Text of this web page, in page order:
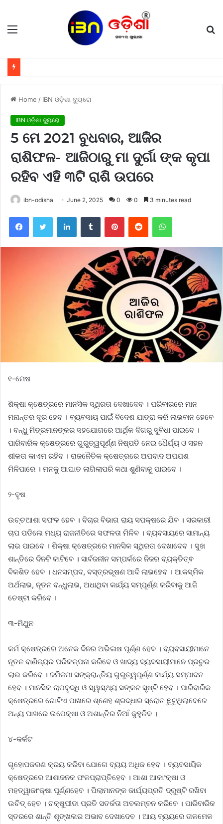
Menu
Home / IBN ଓଡ଼ିଶା ବ୍ୟୁରୋ
IBN ଓଡ଼ିଶା ବ୍ୟୁରୋ
5 ମେ 2021 ବୁଧବାର, ଆଜିର
ରାଶିଫଳ- ଆଜିଠାରୁ ମା ଦୁର୍ଗା ଙ୍କ କୃପା
ରହିବ ଏହି ୩ଟି ରାଶି ଉପରେ
ibn-odisha June 2, 2025 0 0 3 minutes read
FacebookTwitter LinkedInTumblr PinterestReddit WhatsApp
୧-ମେଷ
ଶିକ୍ଷା କ୍ଷେତ୍ରରେ ମାନସିକ ସ୍ଥିରତା ଦେଖାଦେବ । ପରିବାରରେ ମାନ
ମନାନ୍ତର ଦୂର ହେବ । ବ୍ୟବସାୟ ପାଇଁ ବିଦେଶ ଯାତ୍ରା କରି ଲାଭବାନ ହେବେ
। ବନ୍ଧୁ ମିତ୍ରମାନଙ୍କର ସହଯୋଗରେ ଆର୍ଥିକ ଦିଗରୁ ସୁବିଧା ପାଇବେ ।
ପାରିବାରିକ କ୍ଷେତ୍ରରେ ଗୁରୁତ୍ୱପୂର୍ଣ୍ଣ ନିଷ୍ପତି ନେଇ ଧୈର୍ଯ୍ୟ ଓ ସହନ
ଶୀଳତା କାଏମ ରହିବ । ରାଜନୈତିକ କ୍ଷେତ୍ରରେ ଅପବାଦ ଅପଯଶ
ମିଳିପାରେ । ମନକୁ ଆଘାତ ଲାଗିଲାପରି କଥା ଶୁଣିବାକୁ ପାଇବେ ।
୨-ବୃଷ
ଉଚ୍ଚଆଶା ସଫଳ ହେବ । ବିଚାର ବିଭାଗ ରାୟ ସପକ୍ଷରେ ଯିବ । ସରକାରୀ
ଚାପ ପଡିଲେ ମଧ୍ୟ ରାଜନୀତିରେ ସଫଳତା ମିଳିବ । ବ୍ୟବସାୟରେ ସାମାନ୍ୟ
ଲାଭ ପାଇବେ । ଶିକ୍ଷା କ୍ଷେତ୍ରରେ ମାନସିକ ସ୍ଥିରତା ଦେଖାଦେବ । ସୁଖ
ଶାନ୍ତିରେ ଦିନଟି କାଟିବେ । ସାର୍ବଜନୀନ ସମ୍ପର୍କରେ ନିଜର ବ୍ୟକ୍ତିତ୍ଵ
ବିକଶିତ ହେବ । ଧନସମ୍ପଦ, ବସ୍ତ୍ରଭୂଷଣ ଆଦି ଲାଭହେବ । ଆକସ୍ମିକ
ଅର୍ଥଲାଭ, ନୂତନ ବନ୍ଧୁଲାଭ, ଅଧାଥିବା କାର୍ଯ୍ୟ ସମ୍ପୂର୍ଣ୍ଣ କରିବାକୁ ଆଜି
ଚେଷ୍ଟା କରିବେ ।
୩-ମିଥୁନ
କର୍ମ କ୍ଷେତ୍ରରେ ଅନେକ ଦିନର ଅଭିଳାଷ ପୂର୍ଣ୍ଣ ହେବ । ବ୍ୟବସାୟୀମାନେ
ନୂତନ ବାଣିଜ୍ୟର ପରିକଳ୍ପନା କରିବେ ଓ ଖାଦ୍ୟ ବ୍ୟବସାୟୀମାନେ ପ୍ରଚୁର
ଲାଭ କରିବେ । ଜମିଜମା ସଙ୍କ୍ରାନ୍ତିୟ ଗୁରୁତ୍ୱପୂର୍ଣ୍ଣ କାର୍ଯ୍ୟ ସମ୍ପାଦନ
ହେବ । ମାନସିକ ଚାପବୃଦ୍ଧି ଓ ସ୍ୱାସ୍ଥ୍ୟ ସଙ୍କଟ ସୃଷ୍ଟି ହେବ । ପାରିବାରିକ
କ୍ଷେତ୍ରରେ ଗୋଟିଏ ପାଖରେ ଶ୍ଣେହ ଶ୍ରଦ୍ଧାର ସ୍ରୋତ ଛୁଟୁଥିଲାବେଳେ
ଅନ୍ୟ ପାଖରେ ଉପେକ୍ଷା ଓ ଅଶାନ୍ତିର ନିଆଁ କୁହୁଳିବ ।
୪-କର୍କଟ
ଗୃହୋପକରଣ କ୍ରୟ କରିବା ଯୋଗେ ବ୍ୟୟ ଅଧିକ ହେବ । ବ୍ୟବସାୟିକ
କ୍ଷେତ୍ରରେ ଆଶାଜନକ ଫଳପ୍ରାପ୍ତିହେବ । ଆଶା ଆକାଂକ୍ଷା ଓ
ମହତ୍ୱାକାଂକ୍ଷା ପୂର୍ଣ୍ଣହେବ । ପିଲାମାନଙ୍କ କାର୍ଯ୍ୟପ୍ରତି ଦ୍ରୁଷ୍ଟି ରଖିବା
ଉଚିତ୍ ହେବ । ଚକ୍ଷୁପୀଡା ପ୍ରତି ସତର୍କତା ଅବଲମ୍ବନ କରିବେ । ପାରିବାରିକ
ସ୍ତରରେ ଶାନ୍ତି ଶୃଙ୍ଖଳାର ଅଭାବ ଦେଖାଦେବ । ଆୟ ବ୍ୟୟରେ ତାଳମେଳ